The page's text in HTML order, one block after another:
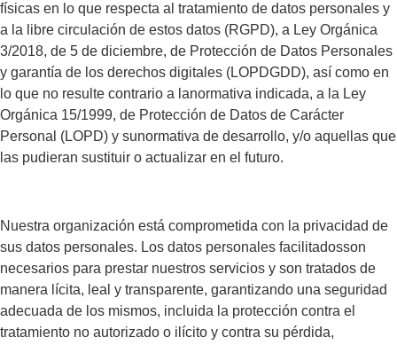
físicas en lo que respecta al tratamiento de datos personales y
a la libre circulación de estos datos (RGPD), a Ley Orgánica
3/2018, de 5 de diciembre, de Protección de Datos Personales
y garantía de los derechos digitales (LOPDGDD), así como en
lo que no resulte contrario a lanormativa indicada, a la Ley
Orgánica 15/1999, de Protección de Datos de Carácter
Personal (LOPD) y sunormativa de desarrollo, y/o aquellas que
las pudieran sustituir o actualizar en el futuro.
Nuestra organización está comprometida con la privacidad de
sus datos personales. Los datos personales facilitadosson
necesarios para prestar nuestros servicios y son tratados de
manera lícita, leal y transparente, garantizando una seguridad
adecuada de los mismos, incluida la protección contra el
tratamiento no autorizado o ilícito y contra su pérdida,